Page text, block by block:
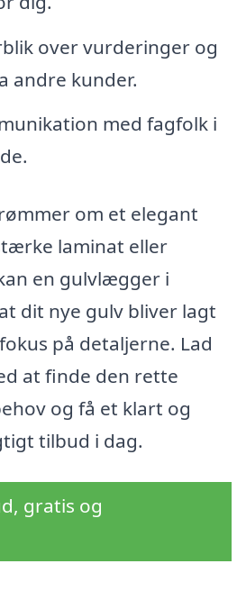
over vurderinger og
andre kunder.
med fagfolk i
om et elegant
laminat eller
en gulvlægger i
dit nye gulv bliver lagt
på detaljerne. Lad
at finde den rette
og få et klart og
tilbud i dag.
gratis og